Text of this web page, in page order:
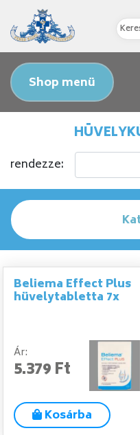
Shop menü
rendezze:
Beliema Effect Plus
hüvelytabletta 7x
Ár:
5.379 Ft
Kosárba